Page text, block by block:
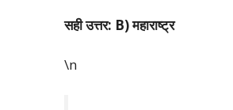
सही उत्तर: B) महाराष्ट्र
\n